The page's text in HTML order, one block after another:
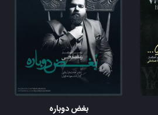
بغض دوباره